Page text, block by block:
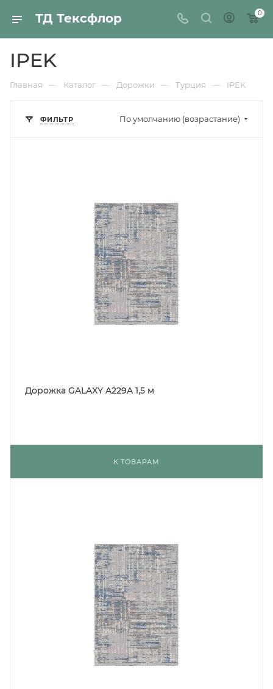
ТД Тексфлор 0
IPEK
Главная — Каталог — Дорожки — Турция — IPEK
ФИЛЬТР По умолчанию (возрастание)
Дорожка GALAXY A229A 1,5 м
К ТОВАРАМ